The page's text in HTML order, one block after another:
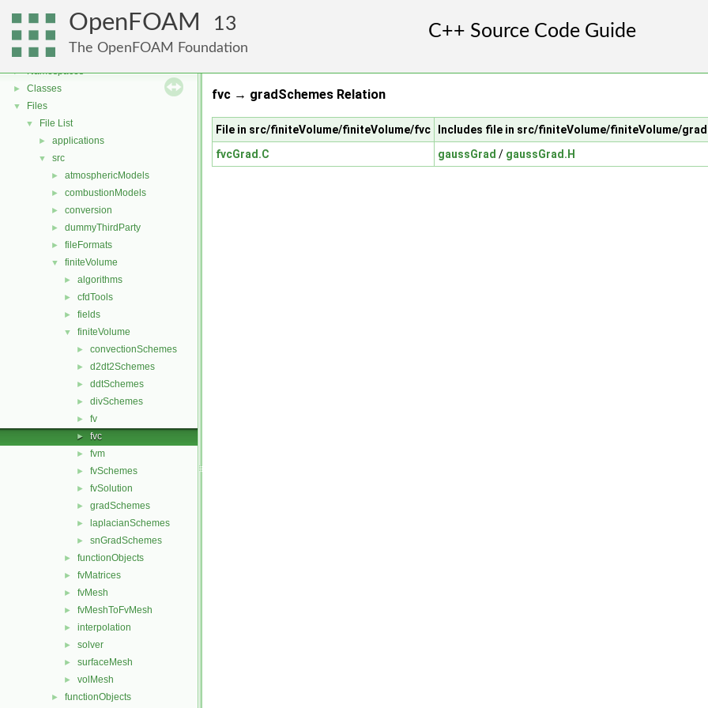
OpenFOAM 13
The OpenFOAM Foundation
Free, Open Source Software from the OpenFOAM Foundation
► Namespaces
► Classes
▼ Files
▼ File List
► applications
▼ src
► atmosphericModels
► combustionModels
► conversion
► dummyThirdParty
► fileFormats
▼ finiteVolume
► algorithms
► cfdTools
► fields
▼ finiteVolume
► convectionSchemes
► d2dt2Schemes
► ddtSchemes
► divSchemes
► fv
► fvc
► fvm
► fvSchemes
► fvSolution
► gradSchemes
► laplacianSchemes
► snGradSchemes
► functionObjects
► fvMatrices
► fvMesh
► fvMeshToFvMesh
► interpolation
► solver
► surfaceMesh
► volMesh
► functionObjects
fvc → gradSchemes Relation
File in src/finiteVolume/finiteVolume/fvc
Includes file in src/finiteVolume/finiteVolume/
fvcGrad.C
gaussGrad / gaussGrad.H